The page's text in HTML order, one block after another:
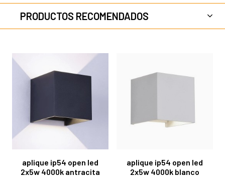
PRODUCTOS RECOMENDADOS
aplique ip54 open led
2x5w 4000k antracita
aplique ip54 open led
2x5w 4000k blanco